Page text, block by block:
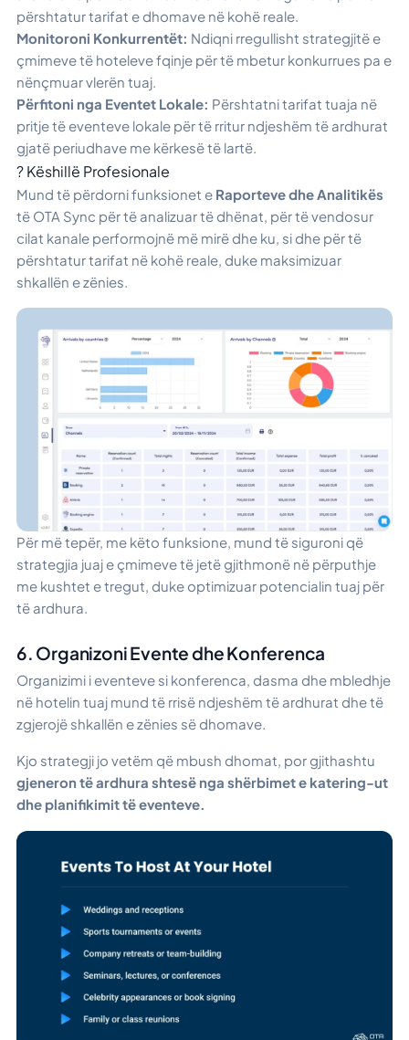
përshtatur tarifat e dhomave në kohë reale.
Monitoroni Konkurrentët: Ndiqni rregullisht strategjitë e
çmimeve të hoteleve fqinje për të mbetur konkurrues pa e
nënçmuar vlerën tuaj.
Përfitoni nga Eventet Lokale: Përshtatni tarifat tuaja në
pritje të eventeve lokale për të rritur ndjeshëm të ardhurat
gjatë periudhave me kërkesë të lartë.
? Këshillë Profesionale
Mund të përdorni funksionet e Raporteve dhe Analitikës
të OTA Sync për të analizuar të dhënat, për të vendosur
cilat kanale performojnë më mirë dhe ku, si dhe për të
përshtatur tarifat në kohë reale, duke maksimizuar
shkallën e zënies.
Për më tepër, me këto funksione, mund të siguroni që
strategjia juaj e çmimeve të jetë gjithmonë në përputhje
me kushtet e tregut, duke optimizuar potencialin tuaj për
të ardhura.
6. Organizoni Evente dhe Konferenca
Organizimi i eventeve si konferenca, dasma dhe mbledhje
në hotelin tuaj mund të rrisë ndjeshëm të ardhurat dhe të
zgjerojë shkallën e zënies së dhomave.
Kjo strategji jo vetëm që mbush dhomat, por gjithashtu
gjeneron të ardhura shtesë nga shërbimet e katering-ut
dhe planifikimit të eventeve.